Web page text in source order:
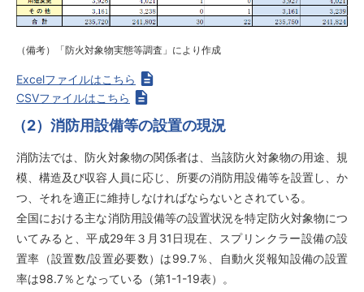
（備考）「防火対象物実態等調査」により作成
Excelファイルはこちら
CSVファイルはこちら
（2）消防用設備等の設置の現況
消防法では、防火対象物の関係者は、当該防火対象物の用途、規
模、構造及び収容人員に応じ、所要の消防用設備等を設置し、か
つ、それを適正に維持しなければならないとされている。
全国における主な消防用設備等の設置状況を特定防火対象物につ
いてみると、平成29年３月31日現在、スプリンクラー設備の設
置率（設置数/設置必要数）は99.7％、自動火災報知設備の設置
率は98.7％となっている（第1-1-19表）。